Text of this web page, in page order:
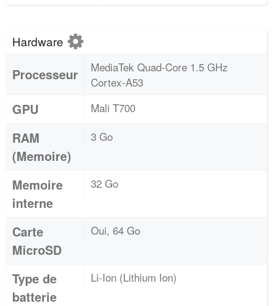
Hardware
Processeur
MediaTek Quad-Core 1.5 GHz
Cortex-A53
GPU Mali T700
RAM
(Memoire)
3 Go
Memoire
interne
32 Go
Carte
MicroSD
Oui, 64 Go
Type de
batterie
Li-Ion (Lithium Ion)